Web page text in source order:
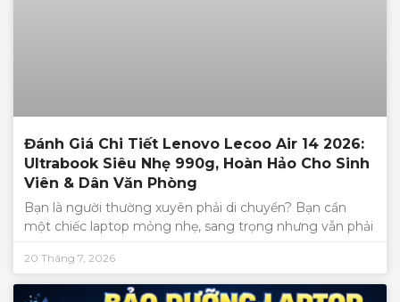
Đánh Giá Chi Tiết Lenovo Lecoo Air 14 2026:
Ultrabook Siêu Nhẹ 990g, Hoàn Hảo Cho Sinh
Viên & Dân Văn Phòng
Bạn là người thường xuyên phải di chuyển? Bạn cần
một chiếc laptop mỏng nhẹ, sang trọng nhưng vẫn phải
20 Tháng 7, 2026